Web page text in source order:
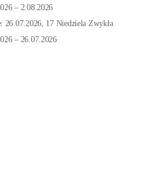
– 2.08.2026
26.07.2026, 17 Niedziela Zwykła
– 26.07.2026